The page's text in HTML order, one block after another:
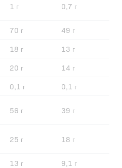
1 г 0,7 г
70 г
49 г
18 г
13 г
20 г
14 г
0,1 г
0,1 г
56 г 39 г
25 г 18 г
13 г 9,1 г